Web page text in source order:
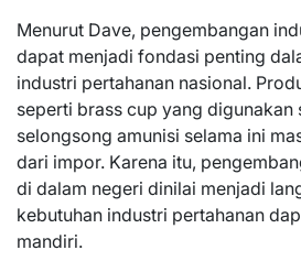
Menurut Dave, pengembangan
dapat menjadi fondasi penting
industri pertahanan nasional.
seperti brass cup yang digunakan
selongsong amunisi selama ini
dari impor. Karena itu,
di dalam negeri dinilai menjadi
kebutuhan industri pertahanan
mandiri.